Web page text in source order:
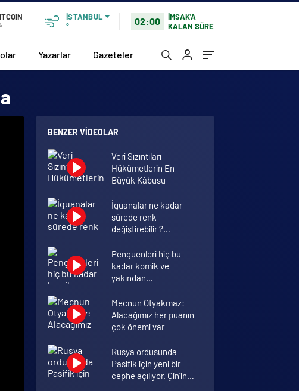
İSTANBUL
°
02:00
İMSAK'A
KALAN SÜRE
Yazarlar Gazeteler
BENZER VIDEOLAR
Veri Sızıntıları
Hükümetlerin En
Büyük Kâbusu
İguanalar ne kadar
sürede renk
değiştirebilir ?
Penguenleri hiç bu
kadar komik ve
yakından
Mecnun Otyakmaz:
Alacağımız her puanın
çok önemi var
Rusya ordusunda
Pasifik için yeni bir
cephe açılıyor. Çin’in